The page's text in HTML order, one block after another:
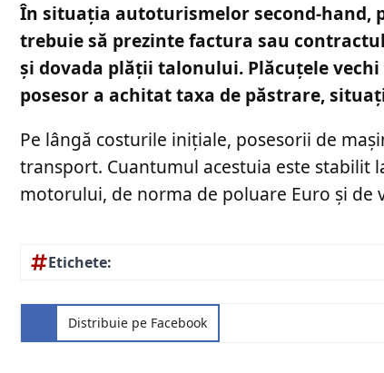
În situația autoturismelor second-hand,
trebuie să prezinte factura sau
și dovada plății talonului. Plăcuțele
posesor a achitat taxa de păstrare,
Pe lângă costurile inițiale, posesorii de
transport. Cuantumul acestuia este stabilit
motorului, de norma de poluare Euro și de
Etichete:
Distribuie pe Facebook